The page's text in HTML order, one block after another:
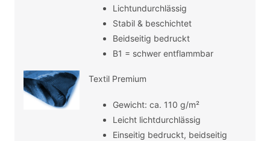
Lichtundurchlässig
Stabil & beschichtet
Beidseitig bedruckt
B1 = schwer entflammbar
Textil Premium
Gewicht: ca. 110 g/m²
Leicht lichtdurchlässig
Einseitig bedruckt, beidseitig